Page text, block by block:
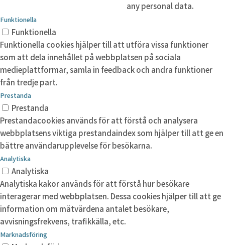
any personal data.
Funktionella
Funktionella
Funktionella cookies hjälper till att utföra vissa funktioner
som att dela innehållet på webbplatsen på sociala
medieplattformar, samla in feedback och andra funktioner
från tredje part.
Prestanda
Prestanda
Prestandacookies används för att förstå och analysera
webbplatsens viktiga prestandaindex som hjälper till att ge en
bättre användarupplevelse för besökarna.
Analytiska
Analytiska
Analytiska kakor används för att förstå hur besökare
interagerar med webbplatsen. Dessa cookies hjälper till att ge
information om mätvärdena antalet besökare,
avvisningsfrekvens, trafikkälla, etc.
Marknadsföring